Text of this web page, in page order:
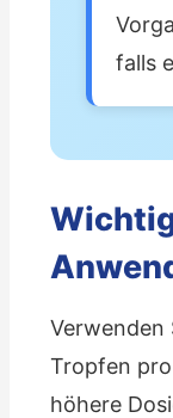
falls
Verwenden
Tropfen
höhere